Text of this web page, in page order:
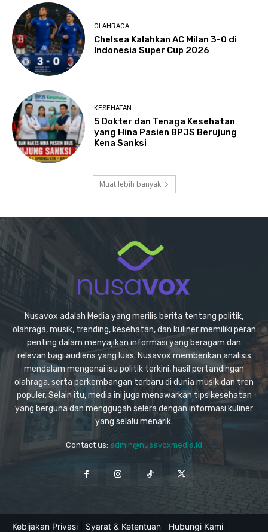
OLAHRAGA
Chelsea Kalahkan AC Milan 3-0 di
Indonesia Super Cup 2026
KESEHATAN
5 Dokter dan Tenaga Kesehatan
yang Hina Pasien BPJS Berujung
Kena Sanksi
Muat lebih banyak
Nusavox adalah Media yang merilis berita tentang politik,
olahraga, musik, trending, kesehatan, dan kuliner memiliki peran
penting dalam menyajikan informasi yang beragam dan
relevan bagi audiens yang luas. Nusavox memberikan analisis
mendalam mengenai isu politik terkini, hasil pertandingan
olahraga, serta perkembangan terbaru di dunia musik dan tren
populer. Selain itu, media ini juga menawarkan tips kesehatan
yang berguna dan menggugah selera dengan informasi kuliner
yang selalu menarik.
Contact us: admin@nusavoxmedia.id
Kebijakan Privasi Syarat & Ketentuan Hubungi Kami